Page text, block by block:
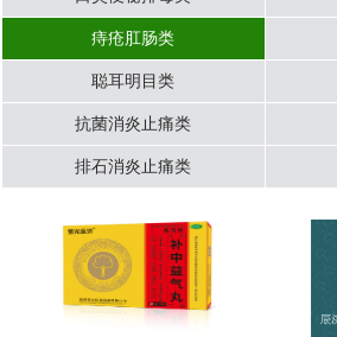
痔疮肛肠类
聪耳明目类
抗菌消炎止痛类
排石消炎止痛类